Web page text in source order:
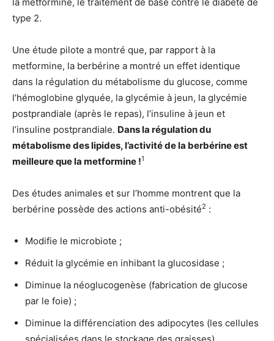
type 2.
Une étude pilote a montré que, par rapport à la
metformine, la berbérine a montré un effet identique
dans la régulation du métabolisme du glucose, comme
l’hémoglobine glyquée, la glycémie à jeun, la glycémie
postprandiale (après le repas), l’insuline à jeun et
l’insuline postprandiale. Dans la régulation du
métabolisme des lipides, l’activité de la berbérine est
meilleure que la metformine !1
Des études animales et sur l’homme montrent que la
berbérine possède des actions anti-obésité2 :
Modifie le microbiote ;
Réduit la glycémie en inhibant la glucosidase ;
Diminue la néoglucogenèse (fabrication de glucose
par le foie) ;
Diminue la différenciation des adipocytes (les cellules
spécialisées dans le stockage des graisses).